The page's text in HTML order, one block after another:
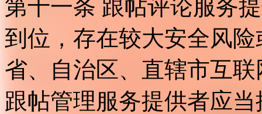
第十一条 跟帖评论服务
到位，存在较大安全风
省、自治区、直辖市互
跟帖管理服务提供者应